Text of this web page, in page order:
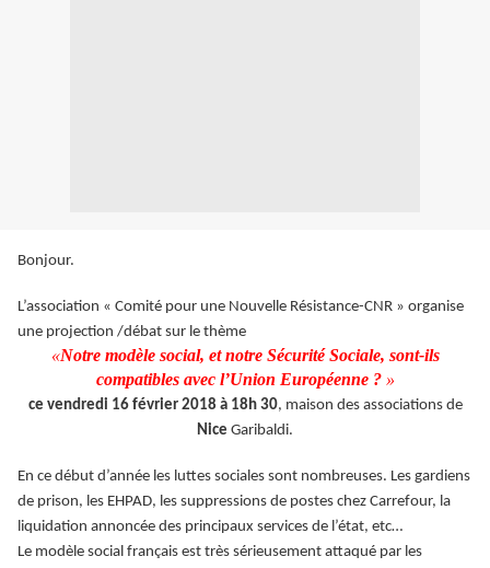
Bonjour.
L’association « Comité pour une Nouvelle Résistance-CNR » organise
une projection /débat sur le thème
«Notre modèle social, et notre Sécurité Sociale, sont-ils
compatibles avec l’Union Européenne ?»
ce vendredi 16 février 2018 à 18h 30, maison des associations de
Nice Garibaldi.
En ce début d’année les luttes sociales sont nombreuses. Les gardiens
de prison, les EHPAD, les suppressions de postes chez Carrefour, la
liquidation annoncée des principaux services de l’état, etc…
Le modèle social français est très sérieusement attaqué par les